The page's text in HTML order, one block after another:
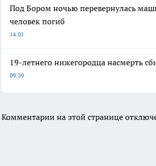
Под Бором ночью перевернулась
человек погиб
14:01
19-летнего нижегородца насмерть
09:39
Комментарии на этой странице